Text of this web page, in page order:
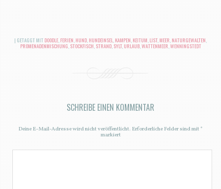
| GETAGGT MIT DOODLE, FERIEN, HUND, HUNDEINSEL, KAMPEN, KEITUM, LIST, MEER, NATURGEWALTEN,
PROMENADENMISCHUNG, STOCKFISCH, STRAND, SYLT, URLAUB,WATTENMEER,WENNINGSTEDT
SCHREIBE EINEN KOMMENTAR
Deine E-Mail-Adresse wird nicht veröffentlicht. Erforderliche Felder sind mit*
markiert